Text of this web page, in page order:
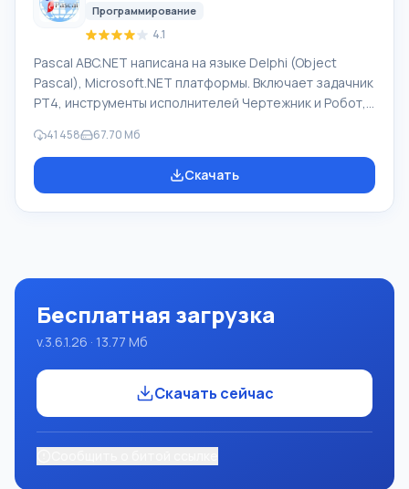
иностранной компани
Программирование
4.1
Pascal ABC.NET написана на языке Delphi (Object
Pascal), Microsoft.NET платформы. Включает задачник
PT4, инструменты исполнителей Чертежник и Робот,
изучении программирования. Основное назначение
систем программирования Pascal ABC.NET изучение и
обучение языкам современного программирования.
41 458 67.70 Мб
Скачать
Бесплатная загрузка
v.3.6.1.26 · 13.77 Mб
Скачать сейчас